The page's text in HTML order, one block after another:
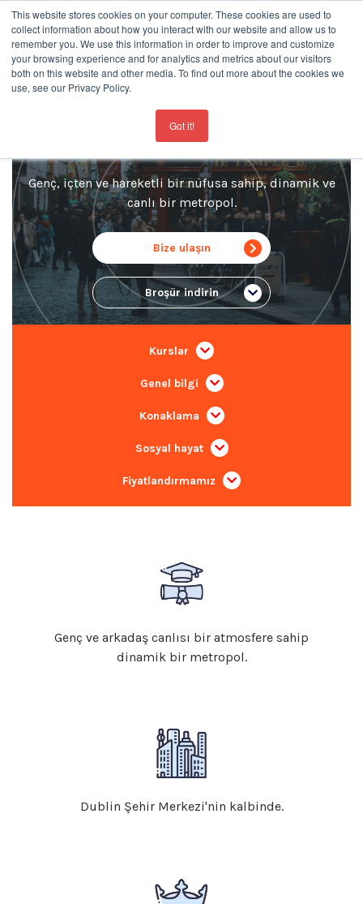
This website stores cookies on your computer. These cookies are used to
collect information about how you interact with our website and allow us to
remember you. We use this information in order to improve and customize
your browsing experience and for analytics and metrics about our visitors
both on this website and other media. To find out more about the cookies we
use, see our Privacy Policy.
Got it!
For the latest updates about our schools
Dublin Dil Okulu
Genç, içten ve hareketli bir nüfusa sahip, dinamik ve
canlı bir metropol.
Bize ulaşın
Broşür indirin
Kurslar
Genel bilgi
Konaklama
Sosyal hayat
Fiyatlandırmamız
Genç ve arkadaş canlısı bir atmosfere sahip
dinamik bir metropol.
Dublin Şehir Merkezi'nin kalbinde.